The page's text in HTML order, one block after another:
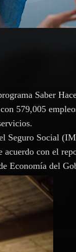
Saber
579,005
Seguro Social
con el
Economía del